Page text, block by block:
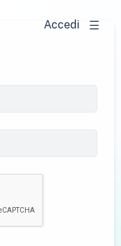
Accedi